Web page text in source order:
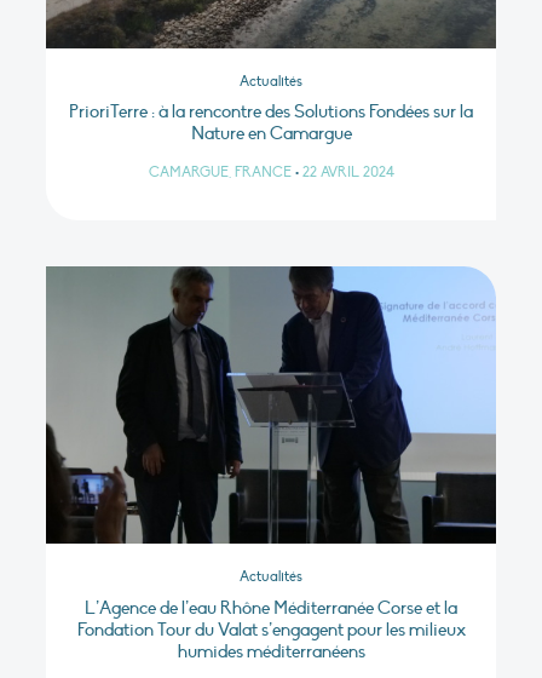
Actualités
PrioriTerre : à la rencontre des Solutions Fondées sur la
Nature en Camargue
CAMARGUE, FRANCE • 22 AVRIL 2024
Actualités
L’Agence de l’eau Rhône Méditerranée Corse et la
Fondation Tour du Valat s’engagent pour les milieux
humides méditerranéens